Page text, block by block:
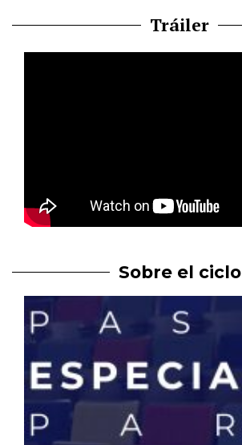
Tráiler
Sobre el ciclo